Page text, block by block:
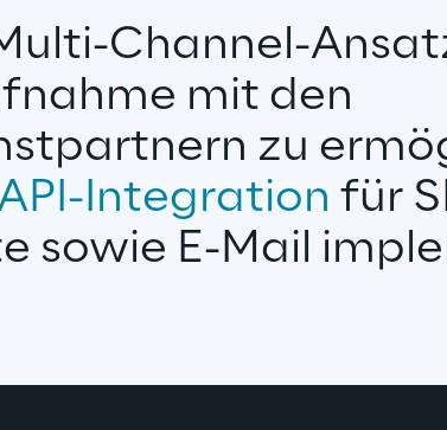
Channel-
mit den
zu
Integration für
sowie E-Mail